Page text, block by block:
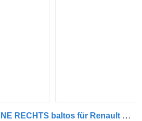
Renault Türen - VORNE RECHTS baltos für Renault Midlum LKW